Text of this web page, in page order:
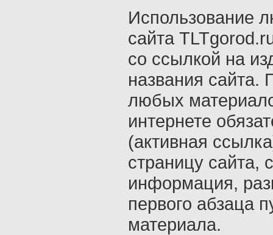
Использование
сайта
со ссылкой на
названия сайта.
любых
интернете
(активная
страницу сайта,
информация,
первого абзаца
материала.